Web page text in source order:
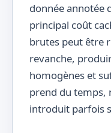
donnée annotée
principal coût
brutes peut être
revanche,
homogènes et
prend du temps,
introduit parfois